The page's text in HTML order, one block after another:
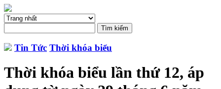
Tin Tức Thời khóa biểu
Thời khóa biểu lần thứ 12, áp